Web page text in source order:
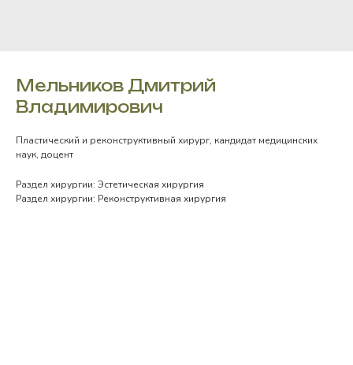
Мельников Дмитрий
Владимирович
Пластический и реконструктивный хирург, кандидат медицинских
наук, доцент
Раздел хирургии: Эстетическая хирургия
Раздел хирургии: Реконструктивная хирургия